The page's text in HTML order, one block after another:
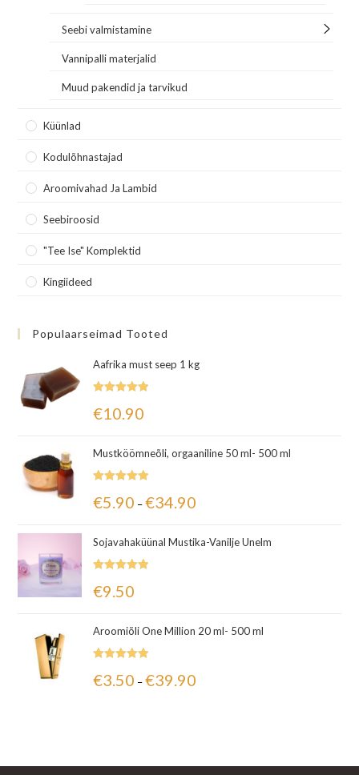
Seebi valmistamine
Vannipalli materjalid
Muud pakendid ja tarvikud
Küünlad
Kodulõhnastajad
Aroomivahad Ja Lambid
Seebiroosid
"Tee Ise" Komplektid
Kingiideed
Populaarseimad Tooted
Aafrika must seep 1 kg
5.00/ 5
€10.90
Mustköömneõli, orgaaniline 50 ml- 500 ml
5.00 / 5
€5.90 – €34.90
Sojavahaküünal Mustika-Vanilje Unelm
5.00 / 5
€9.50
Aroomiõli One Million 20 ml- 500 ml
5.00/ 5
€3.50 – €39.90